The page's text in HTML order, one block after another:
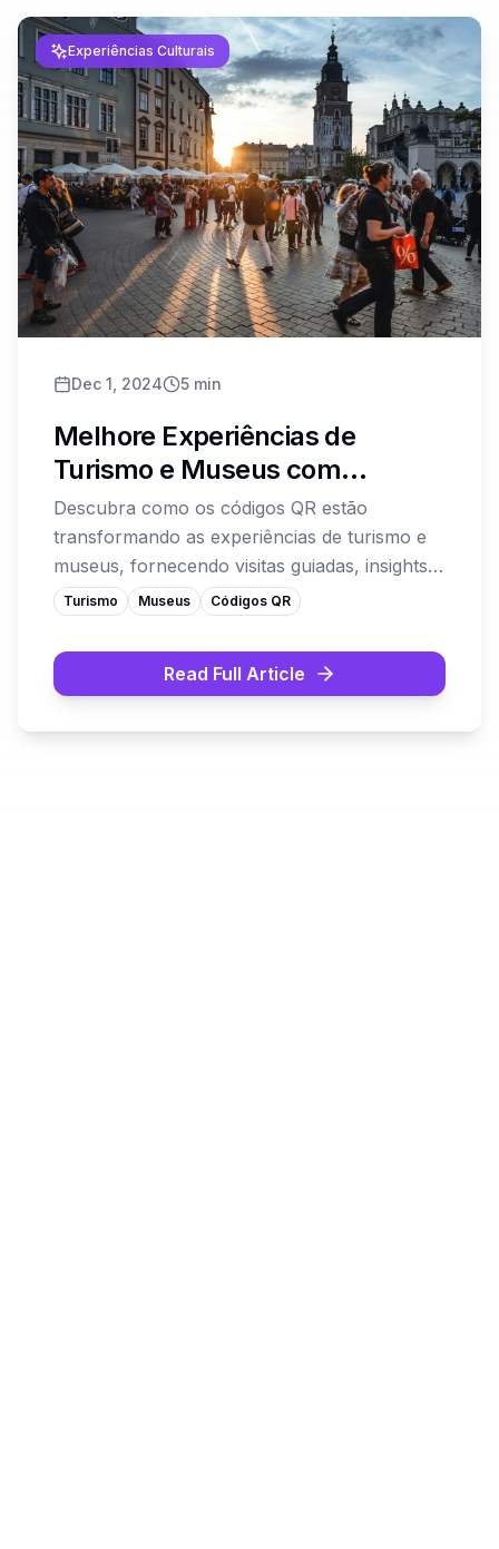
Experiências Culturais
Dec 1, 2024 5 min
Melhore Experiências de
Turismo e Museus com
Códigos QR
Descubra como os códigos QR estão
transformando as experiências de turismo e
museus, fornecendo visitas guiadas, insights
históricos e conteúdo multimídia em vários
Turismo Museus Códigos QR
Read Full Article